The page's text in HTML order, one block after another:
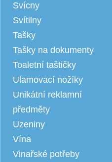
Svícny
Svítilny
Tašky
Tašky na dokumenty
Toaletní taštičky
Ulamovací nožíky
Unikátní reklamní
předměty
Uzeniny
Vína
Vinařské potřeby